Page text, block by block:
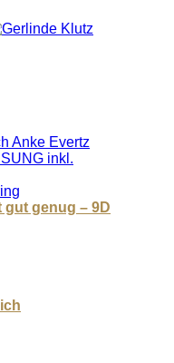
Anke Evertz
inkl.
gut genug – 9D